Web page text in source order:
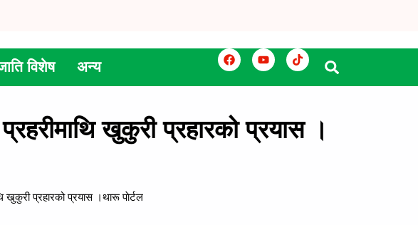
विशेष अन्य
खुकुरी प्रहारको प्रयास ।
खुकुरी प्रहारको प्रयास ।थारू पाेर्टल